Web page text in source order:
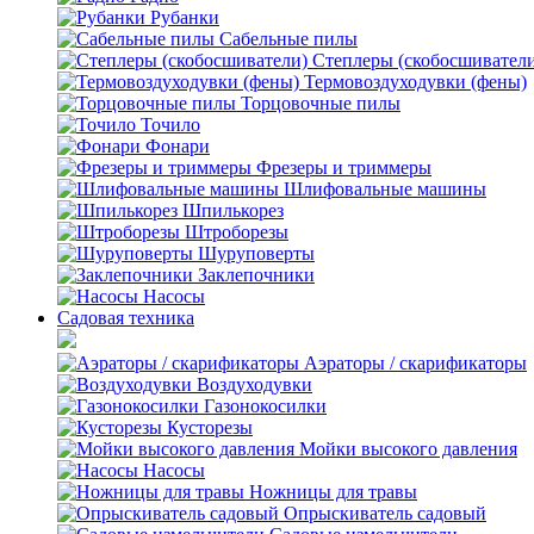
Рубанки
Сабельные пилы
Степлеры
Термовоздуходувки (фены)
Торцовочные пилы
Точило
Фонари
Фрезеры и триммеры
Шлифовальные машины
Шпилькорез
Штроборезы
Шуруповерты
Заклепочники
Насосы
Садовая техника
Аэраторы / скарификаторы
Воздуходувки
Газонокосилки
Кусторезы
Мойки высокого давления
Насосы
Ножницы для травы
Опрыскиватель садовый